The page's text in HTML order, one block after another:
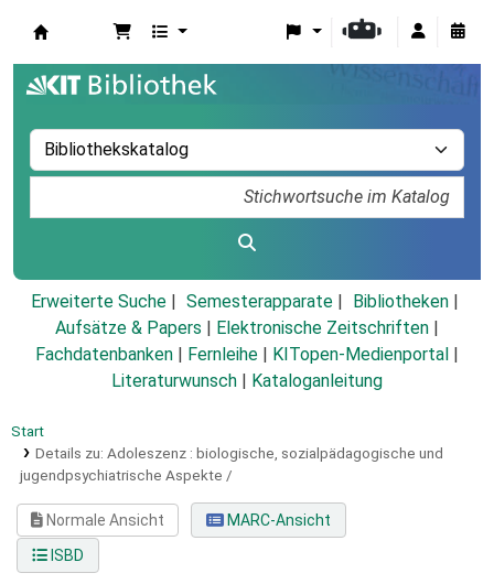
Erweiterte Suche Semesterapparate
Bibliotheken
Aufsätze & Papers
Elektronische Zeitschriften
Fachdatenbanken
Fernleihe KITopen-Medienportal
Literaturwunsch
Kataloganleitung
Start
Details zu: Adoleszenz : biologische, sozialpädagogische und
jugendpsychiatrische Aspekte /
Normale Ansicht
MARC-Ansicht
ISBD